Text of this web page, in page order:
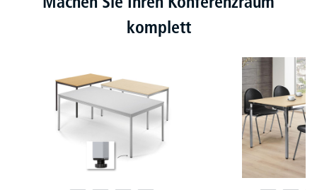
komplett